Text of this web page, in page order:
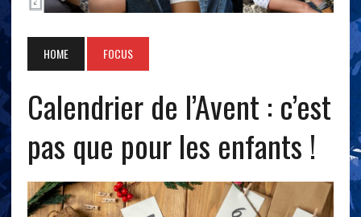
HOME FOCUS
Calendrier de l’Avent : c’est
pas que pour les enfants !